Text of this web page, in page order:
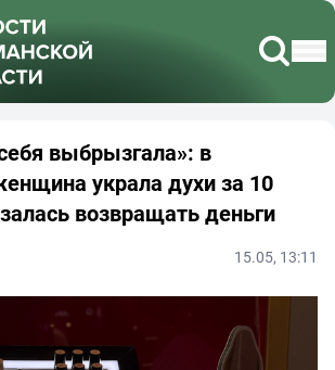
выбрызгала»: в
украла духи за 10
возвращать деньги
15.05, 13:11